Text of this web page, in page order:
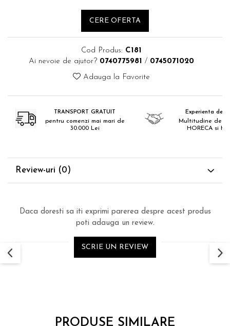
CERE OFERTA
Cod Produs: C181
Ai nevoie de ajutor? 0740775981 / 0745071020
Adauga la Favorite
TRANSPORT GRATUIT
pentru comenzi mai mari de
30.000 Lei
Experienta de
Multitudine de
HORECA si
Review-uri (0)
Daca doresti sa iti exprimi parerea despre acest produs
poti adauga un review.
SCRIE UN REVIEW
PRODUSE SIMILARE